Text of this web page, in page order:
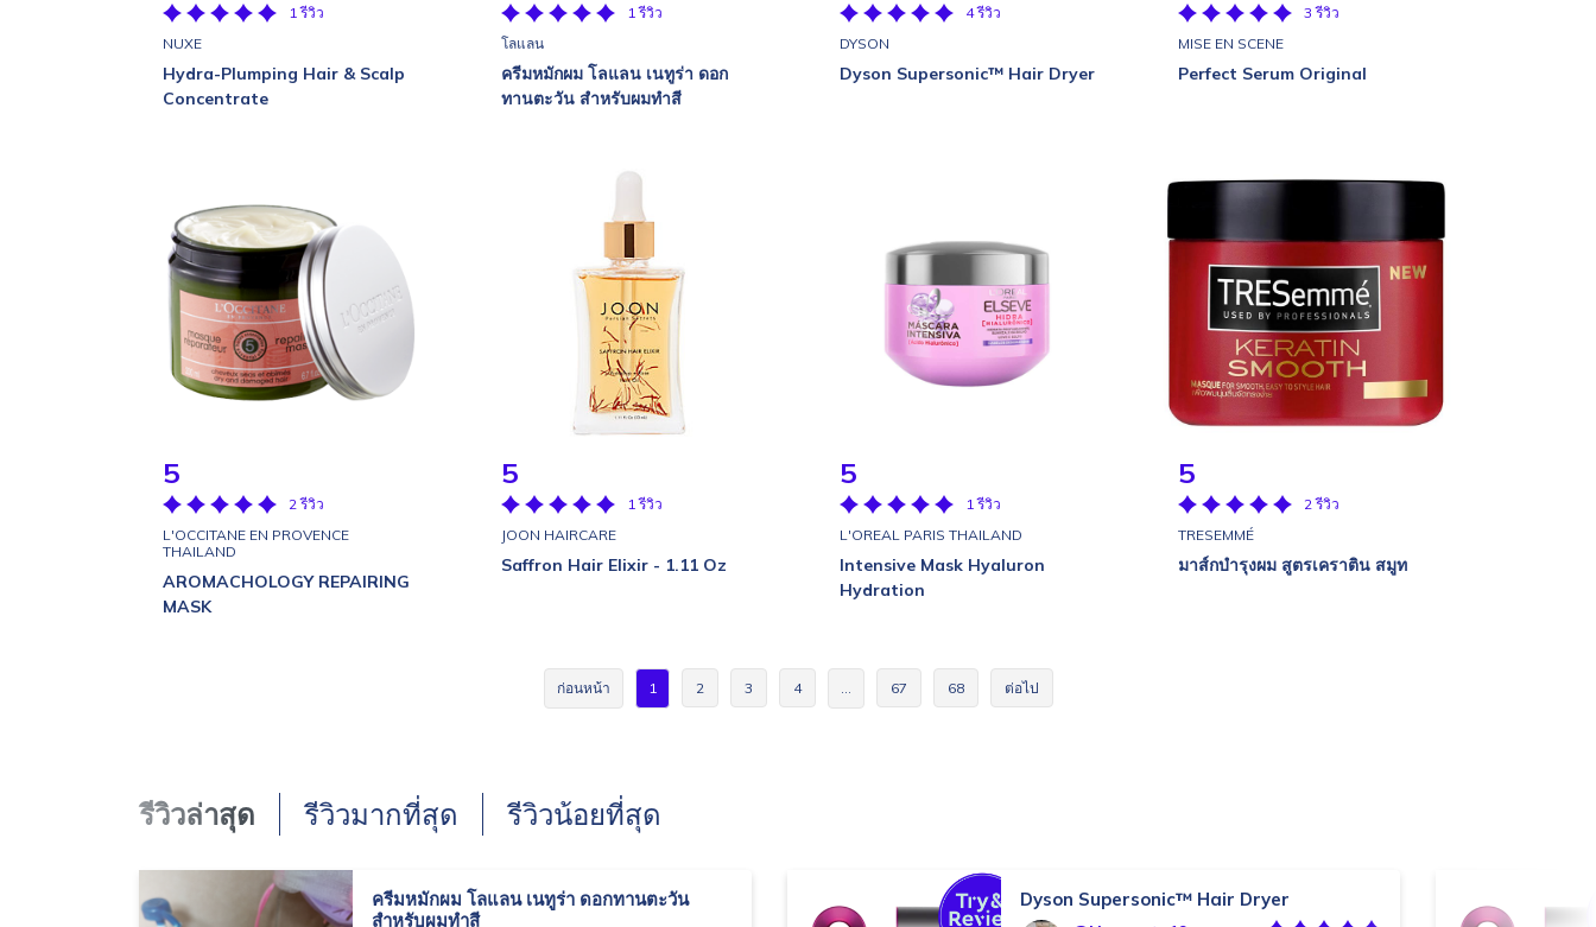
1 รีวิว
NUXE
Hydra-Plumping Hair & Scalp
Concentrate
1 รีวิว
โลแลน
ครีมหมักผม โลแลน เนทูร่า ดอก
ทานตะวัน สำหรับผมทำสี
4 รีวิว
DYSON
Dyson Supersonic™ Hair Dryer
3 รีวิว
MISE EN SCENE
Perfect Serum Original
5
2 รีวิว
L'OCCITANE EN PROVENCE
THAILAND
AROMACHOLOGY REPAIRING
MASK
5
1 รีวิว
JOON HAIRCARE
Saffron Hair Elixir - 1.11 Oz
5
1 รีวิว
L'OREAL PARIS THAILAND
Intensive Mask Hyaluron
Hydration
5
2 รีวิว
TRESEMMÉ
มาส์กบำรุงผม สูตรเคราติน สมูท
ก่อนหน้า 1 2 3 4 … 67 68 ต่อไป
รีวิวล่าสุด รีวิวมากที่สุด รีวิวน้อยที่สุด
ครีมหมักผม โลแลน เนทูร่า ดอกทานตะวัน
สำหรับผมทำสี
Dyson Supersonic™ Hair Dryer